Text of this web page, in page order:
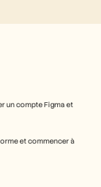
un compte Figma et